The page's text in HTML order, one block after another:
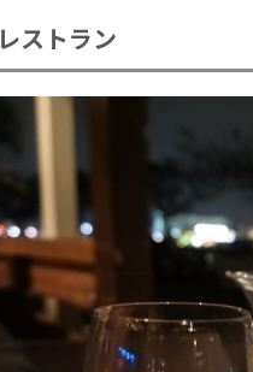
レストラン